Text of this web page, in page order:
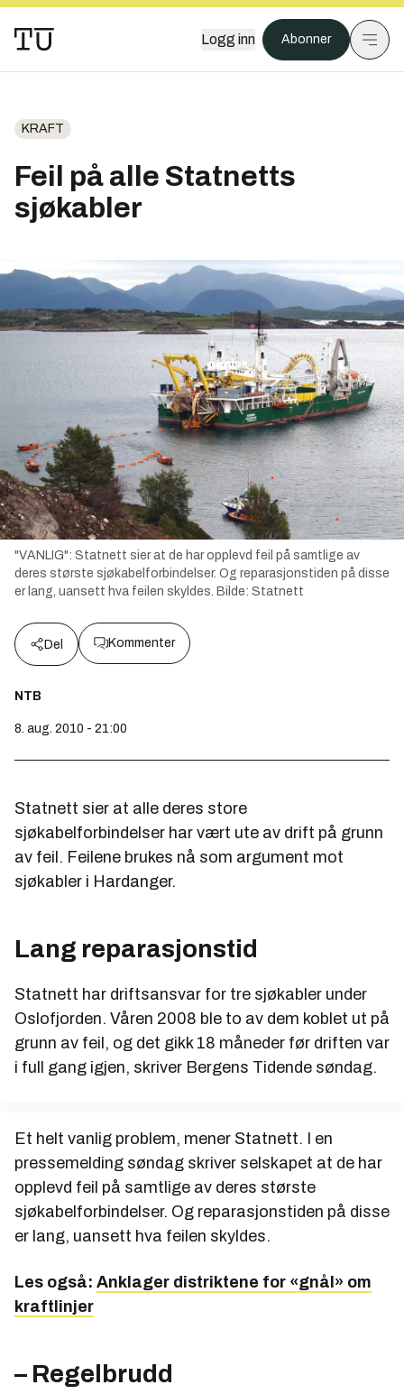
Logg inn Abonner
KRAFT
Feil på alle Statnetts
sjøkabler
"VANLIG": Statnett sier at de har opplevd feil på samtlige av
deres største sjøkabelforbindelser. Og reparasjonstiden på disse
er lang, uansett hva feilen skyldes. Bilde: Statnett
Del Kommenter
NTB
8. aug. 2010 - 21:00
Statnett sier at alle deres store
sjøkabelforbindelser har vært ute av drift på grunn
av feil. Feilene brukes nå som argument mot
sjøkabler i Hardanger.
Lang reparasjonstid
Statnett har driftsansvar for tre sjøkabler under
Oslofjorden. Våren 2008 ble to av dem koblet ut på
grunn av feil, og det gikk 18 måneder før driften var
i full gang igjen, skriver Bergens Tidende søndag.
Et helt vanlig problem, mener Statnett. I en
pressemelding søndag skriver selskapet at de har
opplevd feil på samtlige av deres største
sjøkabelforbindelser. Og reparasjonstiden på disse
er lang, uansett hva feilen skyldes.
Les også: Anklager distriktene for «gnål» om
kraftlinjer
– Regelbrudd